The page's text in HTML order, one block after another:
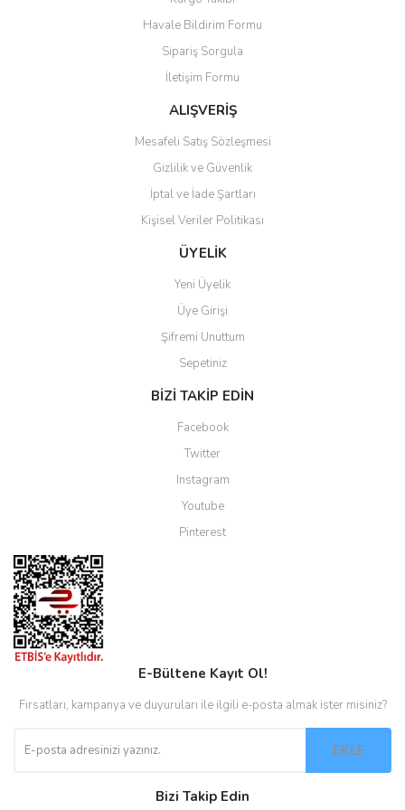
Ürün resmi kalitesiz, bozuk veya görüntülenemiyor.
Ürün açıklamasında eksik bilgiler bulunuyor.
Ürün bilgilerinde hatalar bulunuyor.
Ürün fiyatı diğer sitelerden daha pahalı.
Bu ürüne benzer farklı alternatifler olmalı.
Gönder
Havale Bildirim Formu
Sipariş Sorgula
İletişim Formu
ALIŞVERİŞ
Mesafeli Satış Sözleşmesi
Gizlilik ve Güvenlik
İptal ve İade Şartları
Kişisel Veriler Politikası
ÜYELİK
Yeni Üyelik
Üye Girişi
Şifremi Unuttum
Sepetiniz
BİZİ TAKİP EDİN
Facebook
Twitter
Instagram
Youtube
Pinterest
E-Bültene Kayıt Ol!
Fırsatları, kampanya ve duyuruları ile ilgili e-posta almak ister misiniz?
EKLE
Bizi Takip Edin